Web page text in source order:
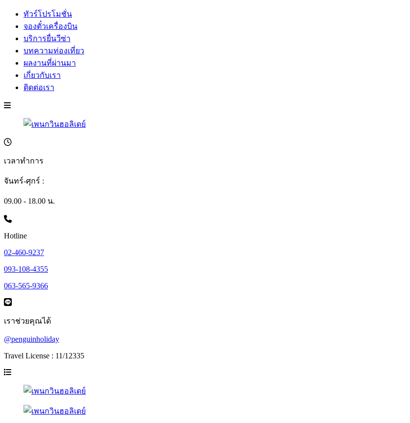
ทัวร์โปรโมชั่น
จองตั๋วเครื่องบิน
บริการยื่นวีซ่า
บทความท่องเที่ยว
ผลงานที่ผ่านมา
เกี่ยวกับเรา
ติดต่อเรา
เวลาทำการ
จันทร์-ศุกร์ :
09.00 - 18.00 น.
Hotline
02-460-9237
093-108-4355
063-565-9366
เราช่วยคุณได้
@penguinholiday
Travel License : 11/12335